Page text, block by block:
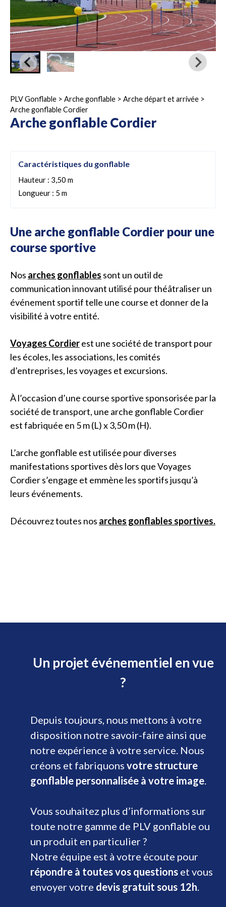
PLV Gonflable > Arche gonflable > Arche départ et arrivée >
Arche gonflable Cordier
Arche gonflable Cordier
Caractéristiques du gonflable
Hauteur : 3,50 m
Longueur : 5 m
Une arche gonflable Cordier pour une
course sportive
Nos arches gonflables sont un outil de
communication innovant utilisé pour théâtraliser un
événement sportif telle une course et donner de la
visibilité à votre entité.
Voyages Cordierest une société de transport pour
les écoles, les associations, les comités
d’entreprises, les voyages et excursions.
À l’occasion d’une course sportive sponsorisée par la
société de transport, une arche gonflable Cordier
est fabriquée en 5 m (L) x 3,50 m (H).
L’arche gonflable est utilisée pour diverses
manifestations sportives dès lors que Voyages
Cordier s’engage et emmène les sportifs jusqu’à
leurs événements.
Découvrez toutes nos arches gonflables sportives.
Un projet événementiel en vue
?
Depuis toujours, nous mettons à votre
disposition notre savoir-faire ainsi que
notre expérience à votre service. Nous
créons et fabriquons votre structure
gonflable personnalisée à votre image.
Vous souhaitez plus d’informations sur
toute notre gamme de PLV gonflable ou
un produit en particulier ?
Notre équipe est à votre écoute pour
répondre à toutes vos questions et vous
envoyer votre devis gratuit sous 12h.